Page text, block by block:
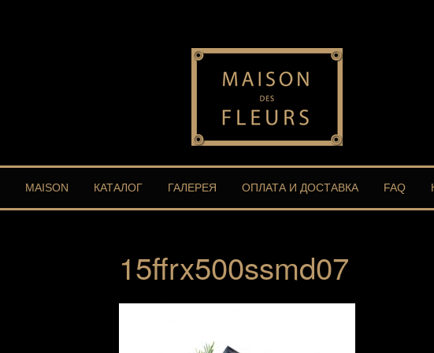
MAISON КАТАЛОГ ГАЛЕРЕЯ ОПЛАТА И ДОСТАВКА FAQ
15ffrx500ssmd07